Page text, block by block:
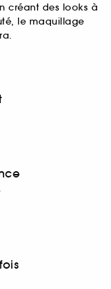
créant des looks à
le maquillage